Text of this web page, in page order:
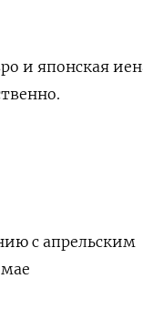
и японская
с апрельским